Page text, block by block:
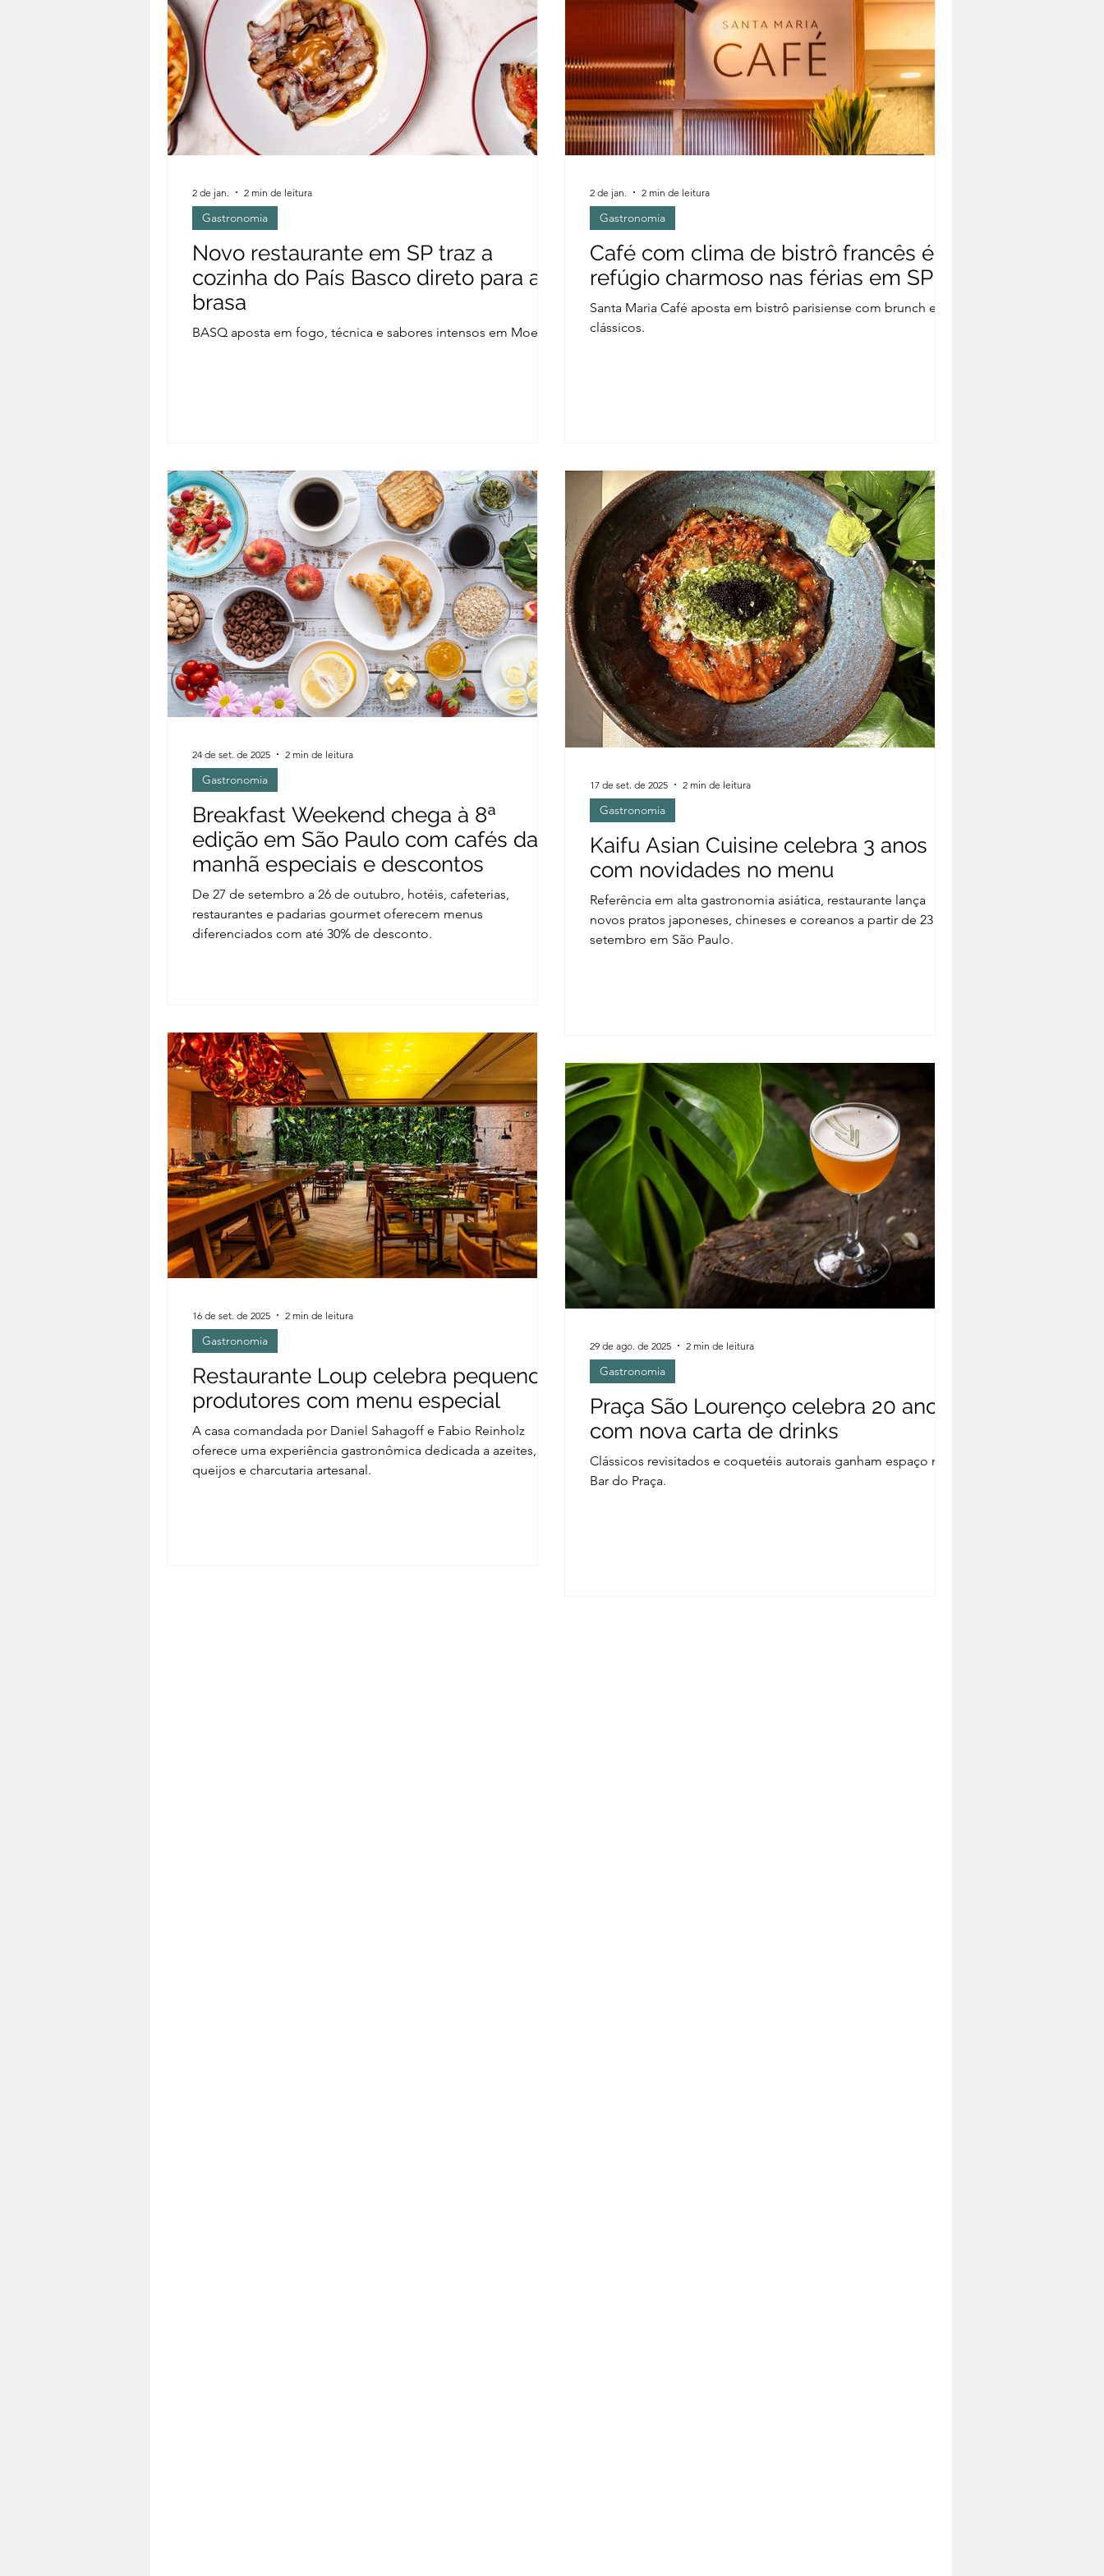
Novo restaurante em SP traz a
cozinha do País Basco direto para a
brasa
BASQ aposta em fogo, técnica e sabores intensos em Moema.
Gastronomia
2 de jan. 2 min de leitura
Café com clima de bistrô francês é
refúgio charmoso nas férias em SP
Santa Maria Café aposta em bistrô parisiense com brunch e
clássicos.
Gastronomia
2 de jan. 2 min de leitura
Breakfast Weekend chega à 8ª
edição em São Paulo com cafés da
manhã especiais e descontos
De 27 de setembro a 26 de outubro, hotéis, cafeterias,
restaurantes e padarias gourmet oferecem menus
diferenciados com até 30% de desconto.
Gastronomia
24 de set. de 2025 2 min de leitura
Kaifu Asian Cuisine celebra 3 anos
com novidades no menu
Referência em alta gastronomia asiática, restaurante lança
novos pratos japoneses, chineses e coreanos a partir de 23 de
setembro em São Paulo.
Gastronomia
17 de set. de 2025 2 min de leitura
Restaurante Loup celebra pequenos
produtores com menu especial
A casa comandada por Daniel Sahagoff e Fabio Reinholz
oferece uma experiência gastronômica dedicada a azeites,
queijos e charcutaria artesanal.
Gastronomia
16 de set. de 2025 2 min de leitura
Praça São Lourenço celebra 20 anos
com nova carta de drinks
Clássicos revisitados e coquetéis autorais ganham espaço no
Bar do Praça.
Gastronomia
29 de ago. de 2025 2 min de leitura